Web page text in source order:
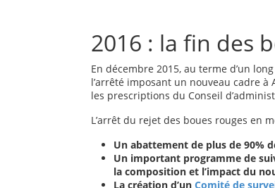
2016 : la fin des
En décembre 2015, au terme d’un
l’arrêté imposant un nouveau cadre
les prescriptions du Conseil
L’arrêt du rejet des boues rouges en
Un abattement de plus de 90%
Un important programme de
la composition et l’impact du
La création d’un Comité de